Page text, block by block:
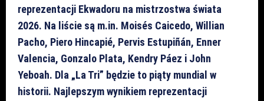
reprezentacji Ekwadoru na mistrzostwa świata
2026. Na liście są m.in. Moisés Caicedo, Willian
Pacho, Piero Hincapié, Pervis Estupiñán, Enner
Valencia, Gonzalo Plata, Kendry Páez i John
Yeboah. Dla „La Tri” będzie to piąty mundial w
historii. Najlepszym wynikiem reprezentacji